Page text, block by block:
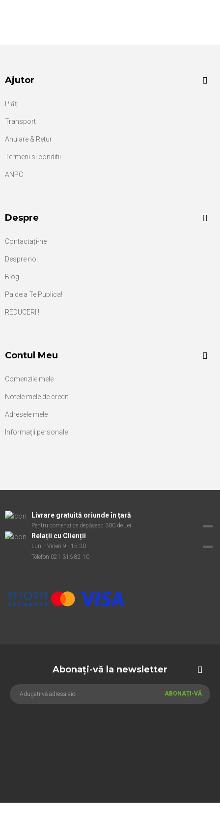
Ajutor
Plăți
Transport
Anulare & Retur
Termeni si conditii
ANPC
Despre
Contactați-ne
Despre noi
Blog
Paideia Te Publica!
REDUCERI !
Contul Meu
Comenzile mele
Notele mele de credit
Adresele mele
Informații personale
Livrare gratuită oriunde în țară
Pentru comenzi ce depășesc 300 de Lei
Relații cu Clienții
Luni - Vineri 9 - 15.30
Telefon 021 316 82 10
Abonați-vă la newsletter
ABONAȚI-VĂ